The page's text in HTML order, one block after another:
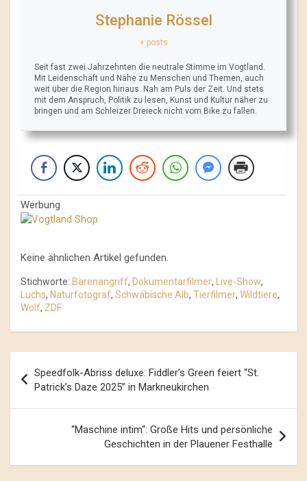
Stephanie Rössel
+ posts
Seit fast zwei Jahrzehnten die neutrale Stimme im Vogtland.
Mit Leidenschaft und Nähe zu Menschen und Themen, auch
weit über die Region hinaus. Nah am Puls der Zeit. Und stets
mit dem Anspruch, Politik zu lesen, Kunst und Kultur näher zu
bringen und am Schleizer Dreieck nicht vom Bike zu fallen.
Werbung
Keine ähnlichen Artikel gefunden.
Stichworte: Bärenangriff, Dokumentarfilmer, Live-Show,
Luchs, Naturfotograf, Schwäbische Alb, Tierfilmer, Wildtiere,
Wolf, ZDF
Navigation
Speedfolk-Abriss deluxe: Fiddler’s Green feiert “St.
Patrick’s Daze 2025” in Markneukirchen
“Maschine intim“: Große Hits und persönliche
Geschichten in der Plauener Festhalle